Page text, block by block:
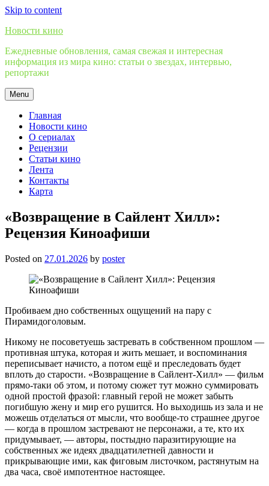
Skip to content
Новости кино
Ежедневные обновления, самая свежая и интересная
информация из мира кино: статьи о звездах, интервью,
репортажи
Menu
Главная
Новости кино
О сериалах
Рецензии
Статьи кино
Лента
Контакты
Карта
«Возвращение в Сайлент Хилл»:
Рецензия Киноафиши
Posted on 27.01.2026 by poster
Пробиваем дно собственных ощущений на пару с
Пирамидоголовым.
Никому не посоветуешь застревать в собственном прошлом —
противная штука, которая и жить мешает, и воспоминания
переписывает начисто, а потом ещё и преследовать будет
вплоть до старости. «Возвращение в Сайлент-Хилл» — фильм
прямо-таки об этом, и потому сюжет тут можно суммировать
одной простой фразой: главный герой не может забыть
погибшую жену и мир его рушится. Но выходишь из зала и не
можешь отделаться от мысли, что вообще-то страшнее другое
— когда в прошлом застревают не персонажи, а те, кто их
придумывает, — авторы, постыдно паразитирующие на
собственных же идеях двадцатилетней давности и
прикрывающие ими, как фиговым листочком, растянутым на
два часа, своё импотентное настоящее.